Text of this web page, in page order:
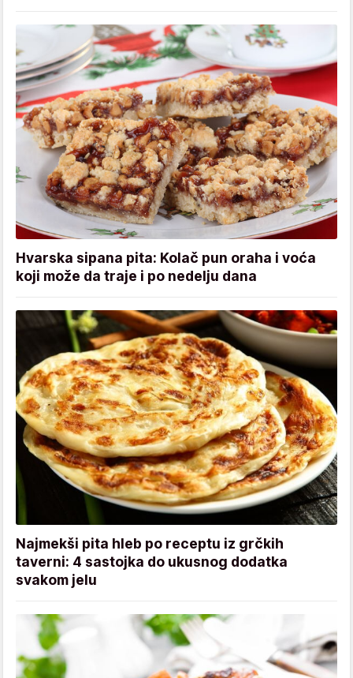
Hvarska sipana pita: Kolač pun oraha i voća
koji može da traje i po nedelju dana
Najmekši pita hleb po receptu iz grčkih
taverni: 4 sastojka do ukusnog dodatka
svakom jelu